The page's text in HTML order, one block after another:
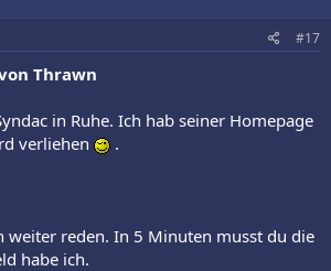
#17
von Thrawn
in Ruhe. Ich hab seiner Homepage
verliehen
.
weiter reden. In 5 Minuten musst du die
habe ich.